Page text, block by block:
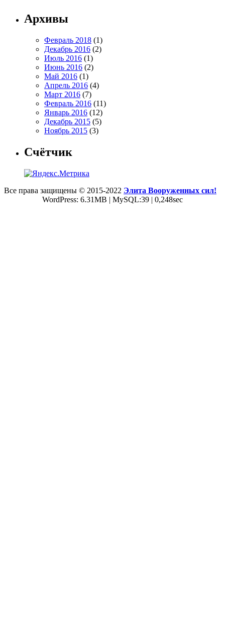
Архивы
Февраль 2018 (1)
Декабрь 2016 (2)
Июль 2016 (1)
Июнь 2016 (2)
Май 2016 (1)
Апрель 2016 (4)
Март 2016 (7)
Февраль 2016 (11)
Январь 2016 (12)
Декабрь 2015 (5)
Ноябрь 2015 (3)
Счётчик
Все права защищены © 2015-2022 Элита Вооруженных сил!
WordPress: 6.31MB | MySQL:39 | 0,248sec